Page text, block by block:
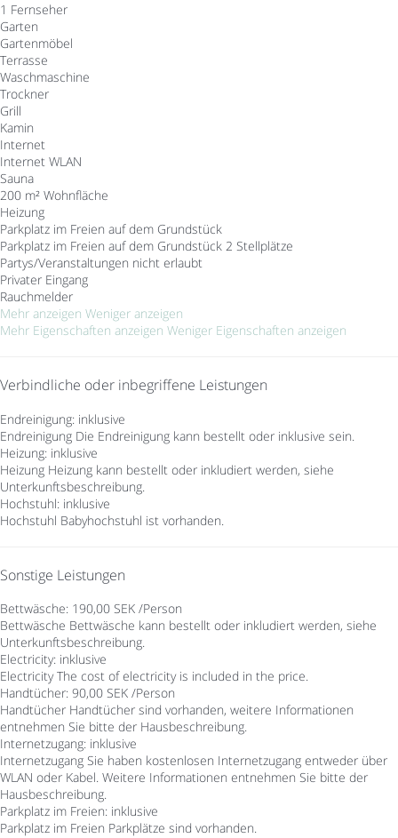
1 Fernseher
Garten
Gartenmöbel
Terrasse
Waschmaschine
Trockner
Grill
Kamin
Internet
Internet WLAN
Sauna
200 m² Wohnfläche
Heizung
Parkplatz im Freien auf dem Grundstück
Parkplatz im Freien auf dem Grundstück 2 Stellplätze
Partys/Veranstaltungen nicht erlaubt
Privater Eingang
Rauchmelder
Mehr anzeigen Weniger anzeigen
Mehr Eigenschaften anzeigen Weniger Eigenschaften anzeigen
Verbindliche oder inbegriffene Leistungen
Endreinigung: inklusive
Endreinigung Die Endreinigung kann bestellt oder inklusive sein.
Heizung: inklusive
Heizung Heizung kann bestellt oder inkludiert werden, siehe
Unterkunftsbeschreibung.
Hochstuhl: inklusive
Hochstuhl Babyhochstuhl ist vorhanden.
Sonstige Leistungen
Bettwäsche: 190,00 SEK /Person
Bettwäsche Bettwäsche kann bestellt oder inkludiert werden, siehe
Unterkunftsbeschreibung.
Electricity: inklusive
Electricity The cost of electricity is included in the price.
Handtücher: 90,00 SEK /Person
Handtücher Handtücher sind vorhanden, weitere Informationen
entnehmen Sie bitte der Hausbeschreibung.
Internetzugang: inklusive
Internetzugang Sie haben kostenlosen Internetzugang entweder über
WLAN oder Kabel. Weitere Informationen entnehmen Sie bitte der
Hausbeschreibung.
Parkplatz im Freien: inklusive
Parkplatz im Freien Parkplätze sind vorhanden.